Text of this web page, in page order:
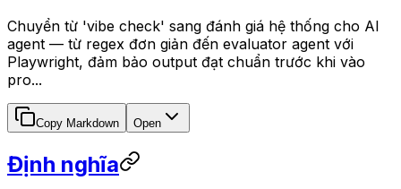
Chuyển từ 'vibe check' sang đánh giá hệ thống cho AI
agent — từ regex đơn giản đến evaluator agent với
Playwright, đảm bảo output đạt chuẩn trước khi vào
pro...
Copy Markdown Open
Định nghĩa